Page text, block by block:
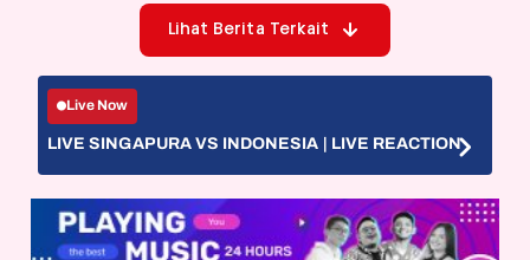
Lihat Berita Terkait
Live Now
LIVE SINGAPURA VS INDONESIA | LIVE REACTION